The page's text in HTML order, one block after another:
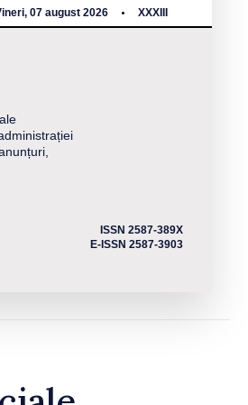
07 august 2026 XXXIII
ISSN 2587-389X
E-ISSN 2587-3903